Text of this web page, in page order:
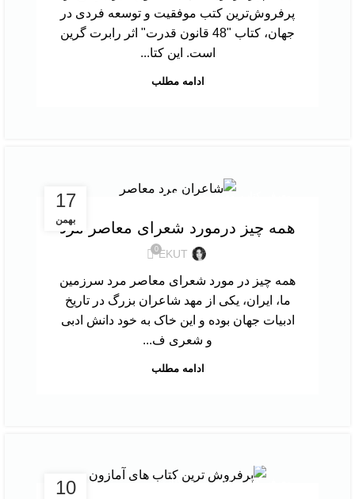
پرفروش‌ترین کتب موفقیت و توسعه فردی در
جهان، کتاب "48 قانون قدرت" اثر رابرت گرین
است. این کتا...
ادامه مطلب
17
بهمن
معرفی نویسندگان
همه چیز درمورد شعرای معاصر مرد
EKUT
0
همه چیز در مورد شعرای معاصر مرد سرزمین
ما، ایران، یکی از مهد شاعران بزرگ در تاریخ
ادبیات جهان بوده و این خاک به خود دانش ادبی
و شعری ف...
ادامه مطلب
10 معرفی کتاب,نقد و بررسی کتاب